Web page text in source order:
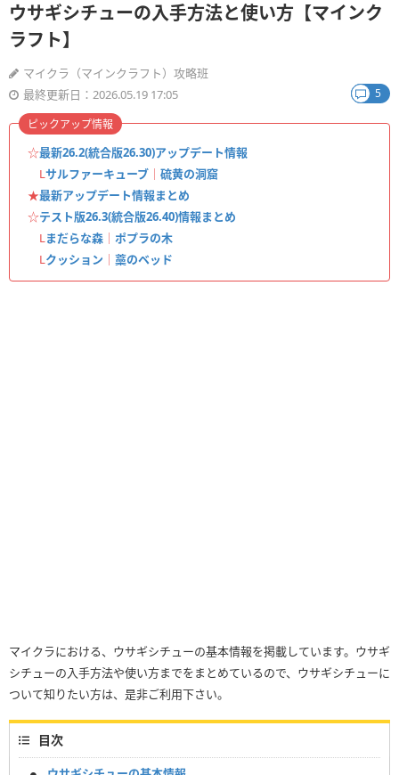
ウサギシチューの入手方法と使い方【マインク
ラフト】
マイクラ（マインクラフト）攻略班
最終更新日：2026.05.19 17:05
5
☆最新26.2(統合版26.30)アップデート情報
Lサルファーキューブ ｜ 硫黄の洞窟
★最新アップデート情報まとめ
☆テスト版26.3(統合版26.40)情報まとめ
Lまだらな森 ｜ ポプラの木
Lクッション ｜ 藁のベッド
ピックアップ情報
マイクラにおける、ウサギシチューの基本情報を掲載しています。ウサギ
シチューの入手方法や使い方までをまとめているので、ウサギシチューに
ついて知りたい方は、是非ご利用下さい。
目次